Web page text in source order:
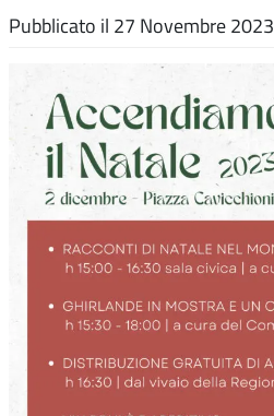
Pubblicato il 27 Novembre 2023